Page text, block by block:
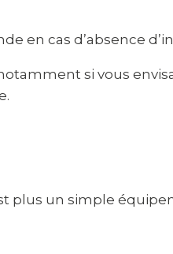
en cas d’absence
si vous
plus un simple